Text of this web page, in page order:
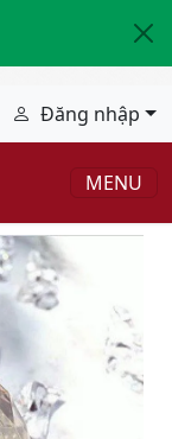
Đăng nhập
MENU